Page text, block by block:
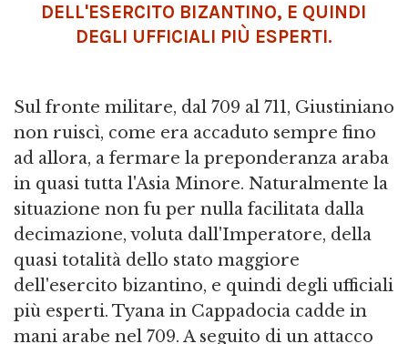
DELL'ESERCITO BIZANTINO, E QUINDI
DEGLI UFFICIALI PIÙ ESPERTI.
Sul fronte militare, dal 709 al 711, Giustiniano
non ruiscì, come era accaduto sempre fino
ad allora, a fermare la preponderanza araba
in quasi tutta l'Asia Minore. Naturalmente la
situazione non fu per nulla facilitata dalla
decimazione, voluta dall'Imperatore, della
quasi totalità dello stato maggiore
dell'esercito bizantino, e quindi degli ufficiali
più esperti. Tyana in Cappadocia cadde in
mani arabe nel 709. A seguito di un attacco